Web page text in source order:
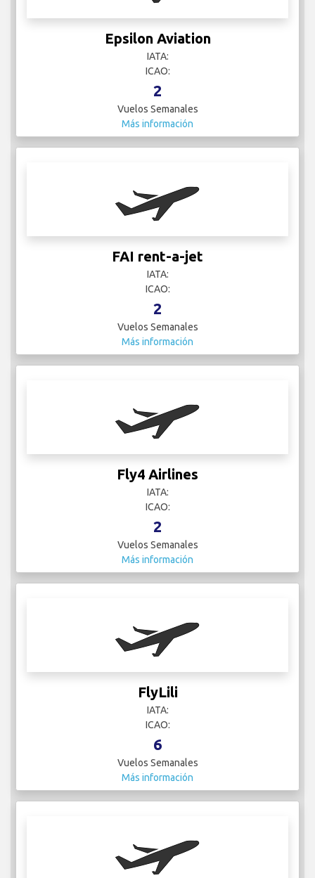
Epsilon Aviation
IATA:
ICAO:
2
Vuelos Semanales
Más información
FAI rent-a-jet
IATA:
ICAO:
2
Vuelos Semanales
Más información
Fly4 Airlines
IATA:
ICAO:
2
Vuelos Semanales
Más información
FlyLili
IATA:
ICAO:
6
Vuelos Semanales
Más información